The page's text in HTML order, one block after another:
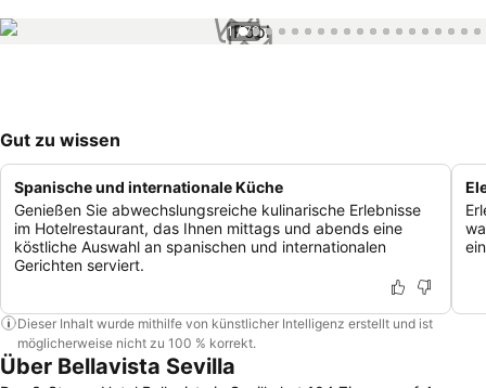
1 / 70
Gut zu wissen
Spanische und internationale Küche
Genießen Sie abwechslungsreiche kulinarische Erlebnisse
im Hotelrestaurant, das Ihnen mittags und abends eine
köstliche Auswahl an spanischen und internationalen
Gerichten serviert.
Dieser Inhalt wurde mithilfe von künstlicher Intelligenz erstellt und ist
möglicherweise nicht zu 100 % korrekt.
Über Bellavista Sevilla